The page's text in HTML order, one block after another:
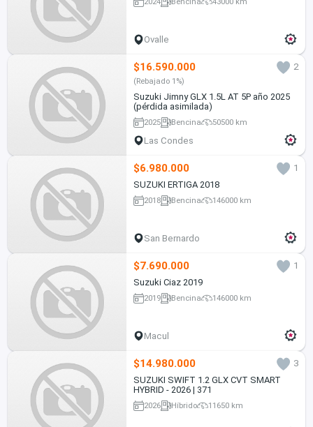
Ovalle
$16.590.000 2
(Rebajado 1%)
Suzuki Jimny GLX 1.5L AT 5P año 2025
(pérdida asimilada)
2025 Bencina 50500 km
Las Condes
$6.980.000
1
SUZUKI ERTIGA 2018
2018 Bencina 146000 km
San Bernardo
$7.690.000
1
Suzuki Ciaz 2019
2019 Bencina 146000 km
Macul
$14.980.000
3
SUZUKI SWIFT 1.2 GLX CVT SMART
HYBRID - 2026 | 371
2026 Híbrido 11650 km